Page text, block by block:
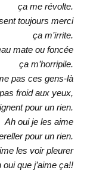
ça me révolte.
toujours merci
ça m’irrite.
mate ou foncée
ça m’horripile.
pas ces gens-là
froid aux yeux,
pour un rien.
Ah oui je les aime
pour un rien.
les voir pleurer
oui que j’aime ça!!